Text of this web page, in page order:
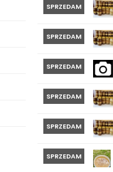
SPRZEDAM
SPRZEDAM
SPRZEDAM
SPRZEDAM
SPRZEDAM
SPRZEDAM